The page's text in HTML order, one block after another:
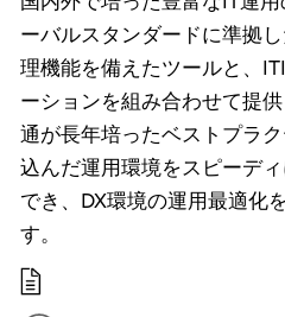
ーバルスタンダードに準拠
理機能を備えたツールと、
ーションを組み合わせて提
通が長年培ったベストプラ
込んだ運用環境をスピーデ
でき、DX環境の運用最適化
す。